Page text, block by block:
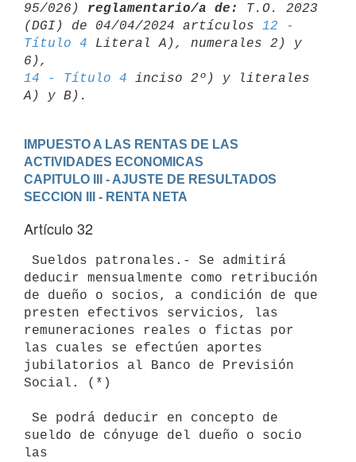
95/026) reglamentario/a de:
T.O. 2023
(DGI) de 04/04/2024 artículos 12 -
Título 4 Literal A), numerales 2) y
14 - Título 4 inciso 2º) y literales
IMPUESTO A LAS RENTAS DE LAS
ACTIVIDADES ECONOMICAS
CAPITULO III - AJUSTE DE RESULTADOS
SECCION III - RENTA NETA
Artículo 32
deducir mensualmente como retribución
de dueño o socios, a condición de que
presten efectivos servicios, las
remuneraciones reales o fictas por
las cuales se efectúen aportes
jubilatorios al Banco de Previsión
Social. (*)
sueldo de cónyuge del dueño o socio
las